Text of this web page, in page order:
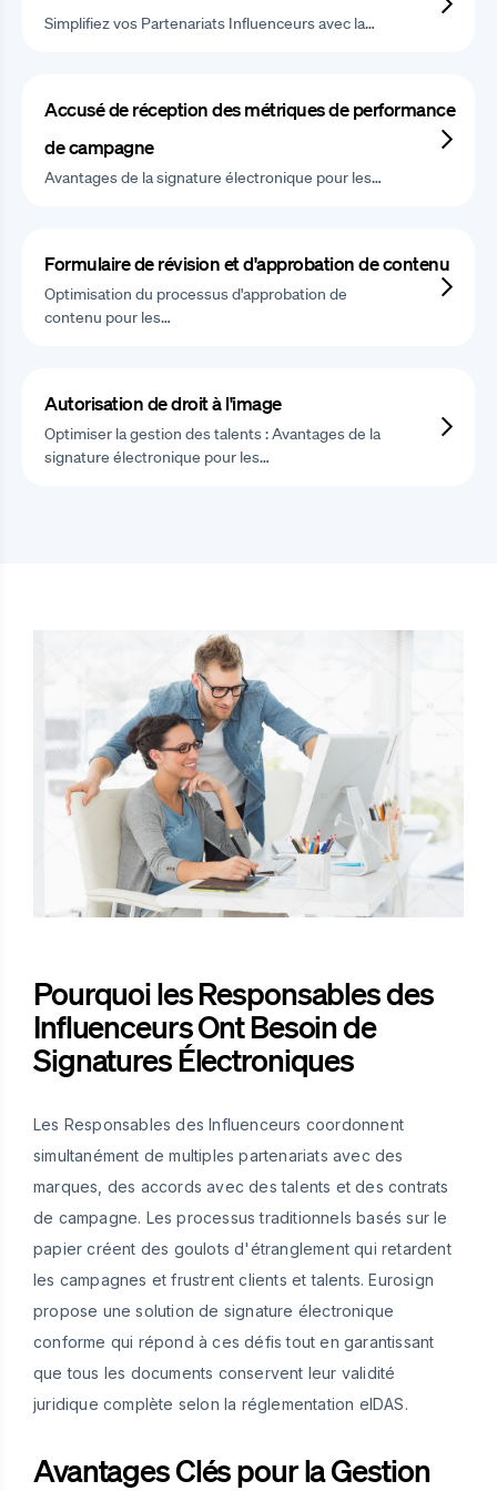
Simplifiez vos Partenariats Influenceurs avec la…
Accusé de réception des métriques de performance
de campagne
Avantages de la signature électronique pour les…
Formulaire de révision et d'approbation de contenu
Optimisation du processus d'approbation de
contenu pour les…
Autorisation de droit à l'image
Optimiser la gestion des talents : Avantages de la
signature électronique pour les…
Pourquoi les Responsables des
Influenceurs Ont Besoin de
Signatures Électroniques
Les Responsables des Influenceurs coordonnent
simultanément de multiples partenariats avec des
marques, des accords avec des talents et des contrats
de campagne. Les processus traditionnels basés sur le
papier créent des goulots d'étranglement qui retardent
les campagnes et frustrent clients et talents. Eurosign
propose une solution de signature électronique
conforme qui répond à ces défis tout en garantissant
que tous les documents conservent leur validité
juridique complète selon la réglementation eIDAS.
Avantages Clés pour la Gestion